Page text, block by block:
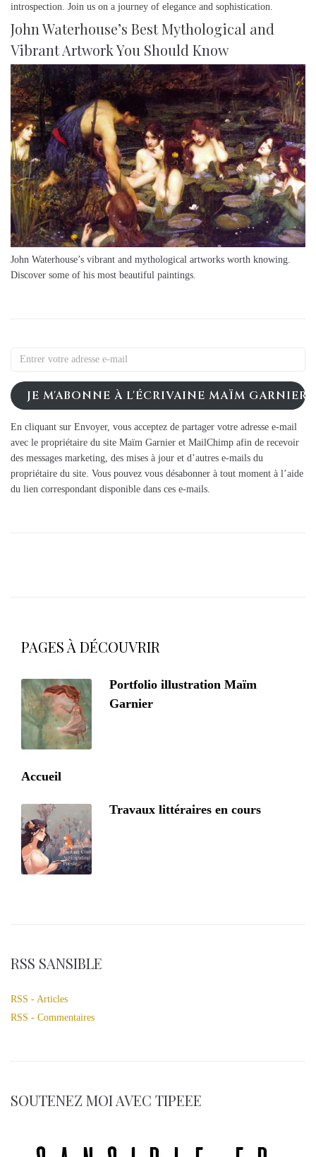
introspection. Join us on a journey of elegance and sophistication.
John Waterhouse’s Best Mythological and
Vibrant Artwork You Should Know
John Waterhouse’s vibrant and mythological artworks worth knowing.
Discover some of his most beautiful paintings.
JE M'ABONNE À L'ÉCRIVAINE MAÏM GARNIER
En cliquant sur Envoyer, vous acceptez de partager votre adresse e-mail
avec le propriétaire du site Maïm Garnier et MailChimp afin de recevoir
des messages marketing, des mises à jour et d’autres e-mails du
propriétaire du site. Vous pouvez vous désabonner à tout moment à l’aide
du lien correspondant disponible dans ces e-mails.
PAGES À DÉCOUVRIR
Portfolio illustration Maïm
Garnier
Accueil
Travaux littéraires en cours
RSS SANSIBLE
RSS - Articles
RSS - Commentaires
SOUTENEZ MOI AVEC TIPEEE